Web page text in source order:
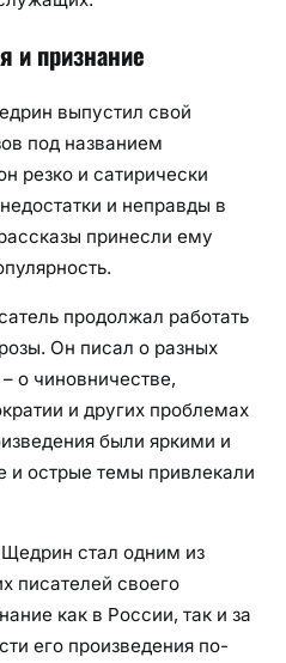
и признание
выпустил свой
под названием
резко и сатирически
и неправды в
принесли ему
продолжал работать
Он писал о разных
о чиновничестве,
и других проблемах
были яркими и
острые темы привлекали
стал одним из
писателей своего
как в России, так и за
его произведения по-